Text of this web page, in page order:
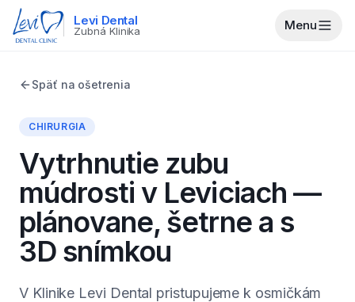
Levi Dental
Zubná Klinika Menu
Späť na ošetrenia
CHIRURGIA
Vytrhnutie zubu
múdrosti v Leviciach —
plánovane, šetrne a s
3D snímkou
V Klinike Levi Dental pristupujeme k osmičkám